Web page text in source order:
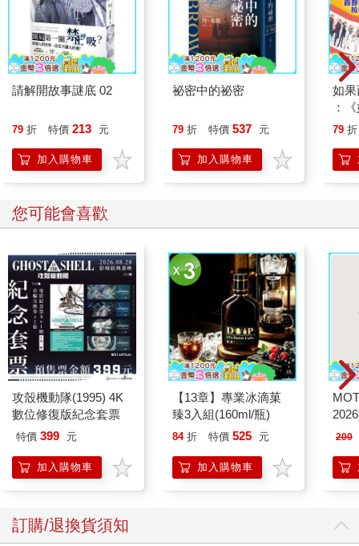
請解開故事謎底 02
79 折 特價 213 元
加入購物車
祕密中的祕密
79 折 特價 537 元
加入購物車
如
：
喵
79 折
您可能會喜歡
攻殼機動隊(1995) 4K
數位修復版紀念套票
特價 399 元
加入購物車
【13章】專業冰滴菓
臻3入組(160ml/瓶)
84 折 特價 525 元
加入購物車
200
訂購/退換貨須知